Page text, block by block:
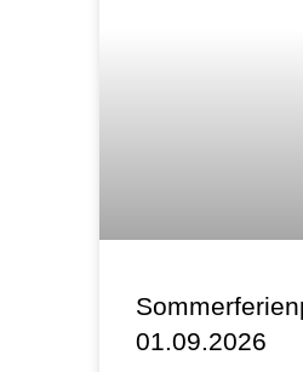
01.09.2026